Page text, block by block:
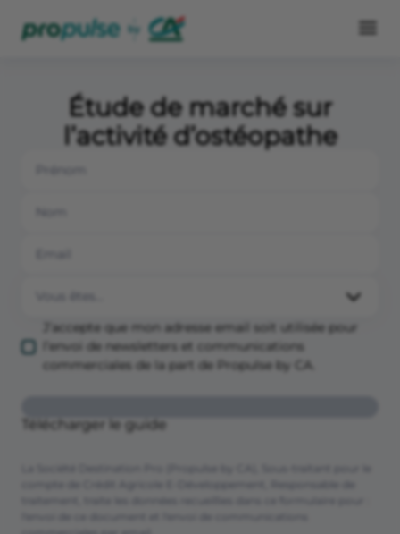
Étude de marché sur
l’activité d’ostéopathe
J’accepte que mon adresse email soit utilisée pour
l’envoi de newsletters et communications
commerciales de la part de Propulse by CA.
Télécharger le guide